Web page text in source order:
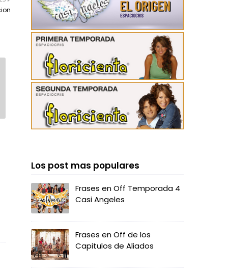
Los post mas populares
Frases en Off Temporada 4
Casi Angeles
Frases en Off de los
Capitulos de Aliados